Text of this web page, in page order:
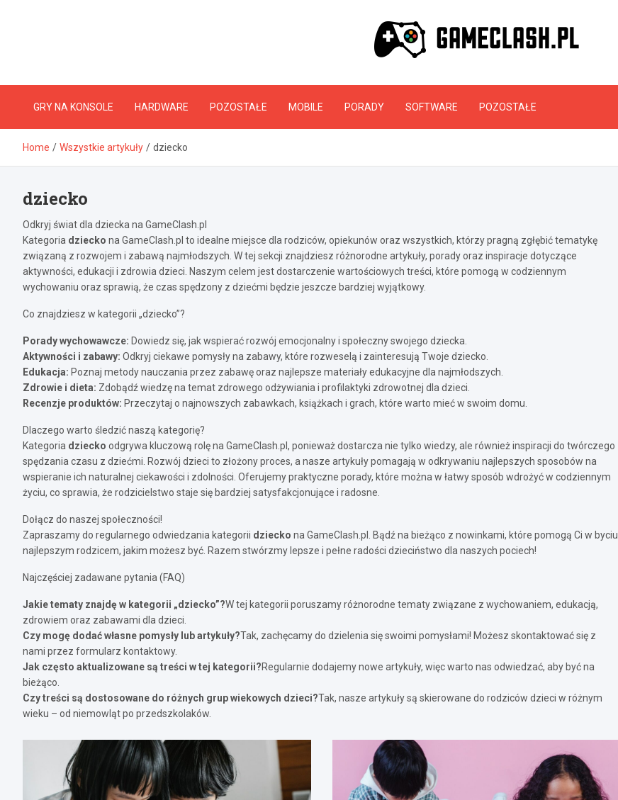
GameClash.pl
GRY NA KONSOLE HARDWARE POZOSTAŁE MOBILE PORADY SOFTWARE POZOSTAŁE
Home Wszystkie artykuły dziecko
dziecko
Odkryj świat dla dziecka na GameClash.pl
Kategoria dziecko na GameClash.pl to idealne miejsce dla rodziców, opiekunów oraz wszystkich, którzy pragną zgłębić tematykę
związaną z rozwojem i zabawą najmłodszych. W tej sekcji znajdziesz różnorodne artykuły, porady oraz inspiracje dotyczące
aktywności, edukacji i zdrowia dzieci. Naszym celem jest dostarczenie wartościowych treści, które pomogą w codziennym
wychowaniu oraz sprawią, że czas spędzony z dziećmi będzie jeszcze bardziej wyjątkowy.
Co znajdziesz w kategorii „dziecko”?
Porady wychowawcze: Dowiedz się, jak wspierać rozwój emocjonalny i społeczny swojego dziecka.
Aktywności i zabawy: Odkryj ciekawe pomysły na zabawy, które rozweselą i zainteresują Twoje dziecko.
Edukacja: Poznaj metody nauczania przez zabawę oraz najlepsze materiały edukacyjne dla najmłodszych.
Zdrowie i dieta: Zdobądź wiedzę na temat zdrowego odżywiania i profilaktyki zdrowotnej dla dzieci.
Recenzje produktów: Przeczytaj o najnowszych zabawkach, książkach i grach, które warto mieć w swoim domu.
Dlaczego warto śledzić naszą kategorię?
Kategoria dziecko odgrywa kluczową rolę na GameClash.pl, ponieważ dostarcza nie tylko wiedzy, ale również inspiracji do twórczego
spędzania czasu z dziećmi. Rozwój dzieci to złożony proces, a nasze artykuły pomagają w odkrywaniu najlepszych sposobów na
wspieranie ich naturalnej ciekawości i zdolności. Oferujemy praktyczne porady, które można w łatwy sposób wdrożyć w codziennym
życiu, co sprawia, że rodzicielstwo staje się bardziej satysfakcjonujące i radosne.
Dołącz do naszej społeczności!
Zapraszamy do regularnego odwiedzania kategorii dziecko na GameClash.pl. Bądź na bieżąco z nowinkami, które pomogą Ci w byciu
najlepszym rodzicem, jakim możesz być. Razem stwórzmy lepsze i pełne radości dzieciństwo dla naszych pociech!
Najczęściej zadawane pytania (FAQ)
Jakie tematy znajdę w kategorii „dziecko”?W tej kategorii poruszamy różnorodne tematy związane z wychowaniem, edukacją,
zdrowiem oraz zabawami dla dzieci.
Czy mogę dodać własne pomysły lub artykuły?Tak, zachęcamy do dzielenia się swoimi pomysłami! Możesz skontaktować się z
nami przez formularz kontaktowy.
Jak często aktualizowane są treści w tej kategorii?Regularnie dodajemy nowe artykuły, więc warto nas odwiedzać, aby być na
bieżąco.
Czy treści są dostosowane do różnych grup wiekowych dzieci?Tak, nasze artykuły są skierowane do rodziców dzieci w różnym
wieku – od niemowląt po przedszkolaków.